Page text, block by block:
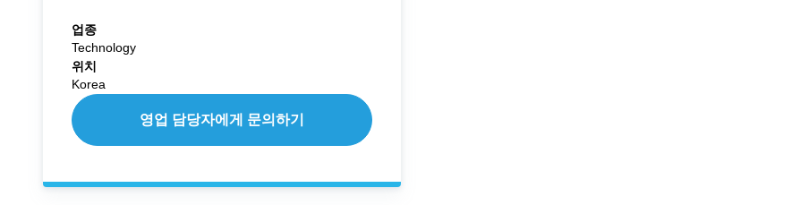
업종
Technology
위치
Korea
영업 담당자에게 문의하기